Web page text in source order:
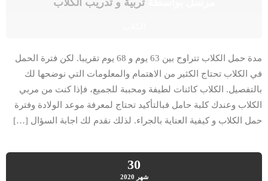
مرسل بواسطةتربية و تدريب الكلاب
مدة حمل الكلاب تتراوح بين 63 يوم و 68 يوم تقريبا. لكن فترة الحمل
في الكلاب تحتاج الكثير من الاهتمام والمعلومات التي نوضحها لك
بالتفصيل. الكلاب كائنات لطيفة ومحببة للجميع، فإذا كنت من مربي
الكلاب وعندك كلبة حامل فبالتأكيد تحتاج لمعرفة موعد الولادة وفترة
حمل الكلاب و كيفية العناية بالجراء. لذلك نقدم لك اجابة السؤال […]
30
شهر 2020